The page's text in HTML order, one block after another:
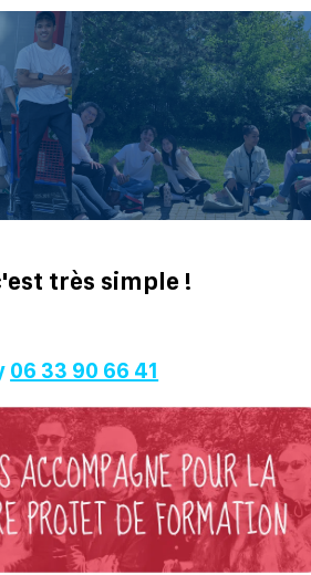
très simple !
06 33 90 66 41